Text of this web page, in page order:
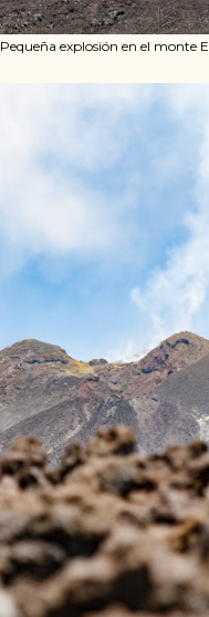
Pequeña explosión en el monte